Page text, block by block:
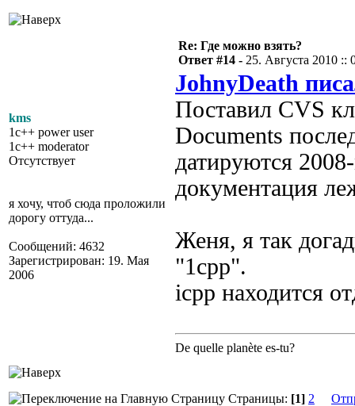
kms
1c++ power user
1c++ moderator
Отсутствует
я хочу, чтоб сюда проложили
дорогу оттуда...
Сообщений: 4632
Зарегистрирован: 19. Мая
2006
Re: Где можно взять?
Ответ #14 - 25. Августа 2010 ::
JohnyDeath
Поставил CVS
Documents
датируются
документация
Женя, я так
"1cpp".
icpp находится
De quelle planète es-tu?
Страницы: [1] 2